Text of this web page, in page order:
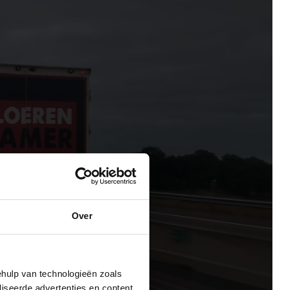
Over
van technologieën zoals
advertenties en content,